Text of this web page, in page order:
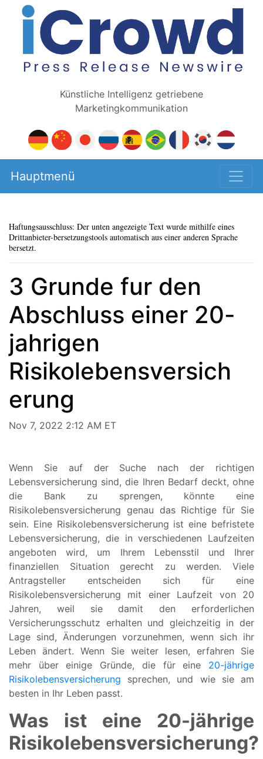
Künstliche Intelligenz getriebene
Marketingkommunikation
Hauptmenü
Haftungsausschluss: Der unten angezeigte Text wurde mithilfe eines
Drittanbieter-bersetzungstools automatisch aus einer anderen Sprache
bersetzt.
3 Grunde fur den
Abschluss einer 20-
jahrigen
Risikolebensversich
erung
Nov 7, 2022 2:12 AM ET
Wenn Sie auf der Suche nach der richtigen
Lebensversicherung sind, die Ihren Bedarf deckt, ohne
die Bank zu sprengen, könnte eine
Risikolebensversicherung genau das Richtige für Sie
sein. Eine Risikolebensversicherung ist eine befristete
Lebensversicherung, die in verschiedenen Laufzeiten
angeboten wird, um Ihrem Lebensstil und Ihrer
finanziellen Situation gerecht zu werden. Viele
Antragsteller entscheiden sich für eine
Risikolebensversicherung mit einer Laufzeit von 20
Jahren, weil sie damit den erforderlichen
Versicherungsschutz erhalten und gleichzeitig in der
Lage sind, Änderungen vorzunehmen, wenn sich ihr
Leben ändert. Wenn Sie weiter lesen, erfahren Sie
mehr über einige Gründe, die für eine 20-jährige
Risikolebensversicherung sprechen, und wie sie am
besten in Ihr Leben passt.
Was ist eine 20-jährige
Risikolebensversicherung?